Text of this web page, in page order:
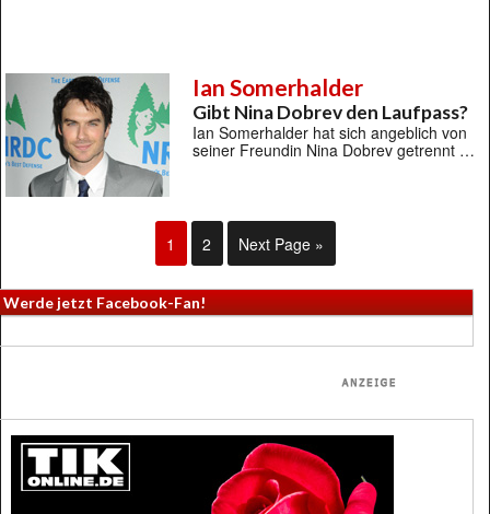
Ian Somerhalder
Gibt Nina Dobrev den Laufpass?
Ian Somerhalder hat sich angeblich von
seiner Freundin Nina Dobrev getrennt …
1 2 Next Page »
Werde jetzt Facebook-Fan!